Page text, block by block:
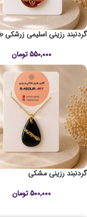
گردنبند رزینی اسلیمی زرشکی
550,000 تومان
گردنبند رزینی مشکی
500,000 تومان